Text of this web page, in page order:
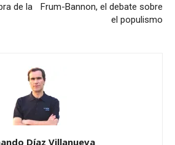
de la
Frum-Bannon, el debate sobre
el populismo
Díaz Villanueva